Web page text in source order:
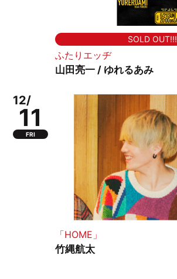
SOLD OUT!!!
ふたりエッヂ
山田亮一 / ゆれるあみ
12/
11
FRI
「HOME」
竹縄航太